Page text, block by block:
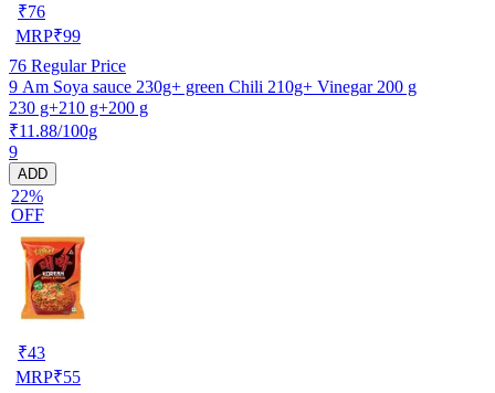
₹76
MRP₹99
76 Regular Price
9 Am Soya sauce 230g+ green Chili 210g+ Vinegar 200 g
230 g+210 g+200 g
₹11.88/100g
9
ADD
22%
OFF
₹43
MRP₹55